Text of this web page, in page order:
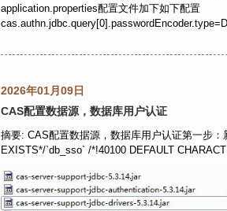
application.properties配置文件加下如下配置
2026年01月09日
CAS配置数据源，数据库用户认证
摘要: CAS配置数据源，数据库用户认证第一步
EXISTS*/`db_sso` /*!40100 DEFAULT